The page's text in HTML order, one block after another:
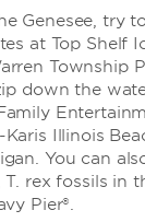
Genesee, try
at Top Shelf
Township
down the
Karis Illinois
You can
rex fossils in
Pier®.